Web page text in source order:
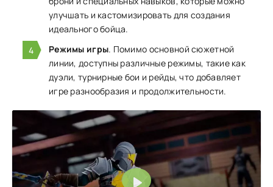
улучшать и кастомизировать для создания
идеального бойца.
Режимы игры. Помимо основной сюжетной
линии, доступны различные режимы, такие как
дуэли, турнирные бои и рейды, что добавляет
игре разнообразия и продолжительности.